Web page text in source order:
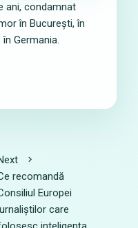
ani, condamnat
în București, în
Germania.
recomandă
Europei
care